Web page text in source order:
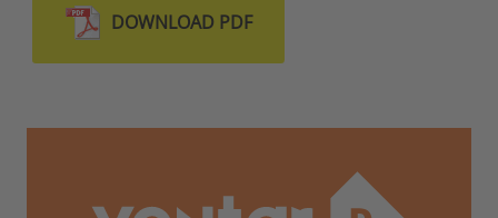
DOWNLOAD PDF